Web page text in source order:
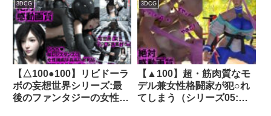
3DCG
【△100●100】リビドーラ
ボの妄想世界シリーズ:最
後のファンタジーの女性格
3DCG
【▲100】超・筋肉質なモ
デル兼女性格闘家が犯○れ
てしまう（シリーズ05:全